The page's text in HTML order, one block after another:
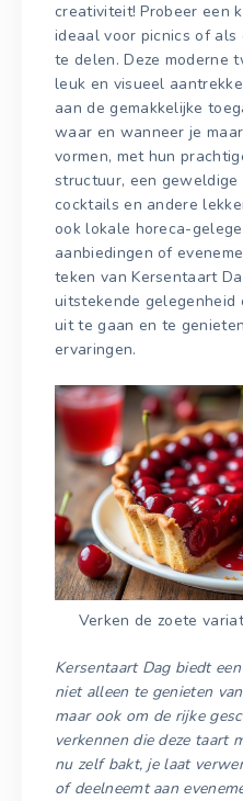
creativiteit! Probeer een
ideaal voor picnics of als
te delen. Deze moderne
leuk en visueel
aan de gemakkelijke
waar en wanneer je
vormen, met hun
structuur, een geweldige
cocktails en andere
ook lokale horeca-
aanbiedingen of
teken van Kersentaart
uitstekende gelegenheid
uit te gaan en te
ervaringen.
Verken de zoete
Kersentaart Dag biedt
niet alleen te genieten
maar ook om de rijke
verkennen die deze taart
nu zelf bakt, je laat
of deelneemt aan